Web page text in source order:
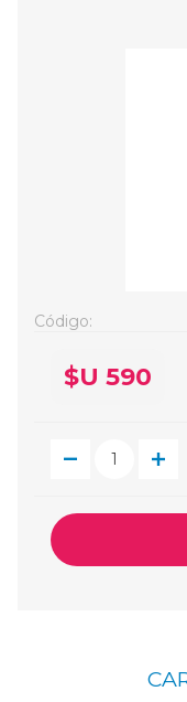
Código:
$U 590